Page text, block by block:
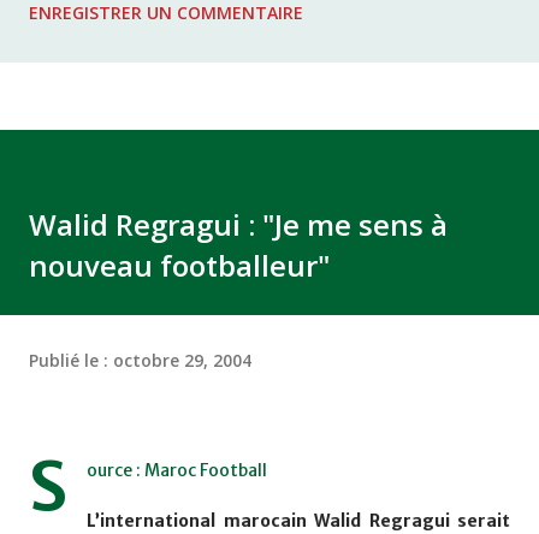
KHEMISET Mardi 06/12/2011 15H00 WAF - OCS au
ENREGISTRER UN COMMENTAIRE
Walid Regragui : "Je me sens à
nouveau footballeur"
Publié le : octobre 29, 2004
S ource : Maroc Football
L’international marocain Walid Regragui serait